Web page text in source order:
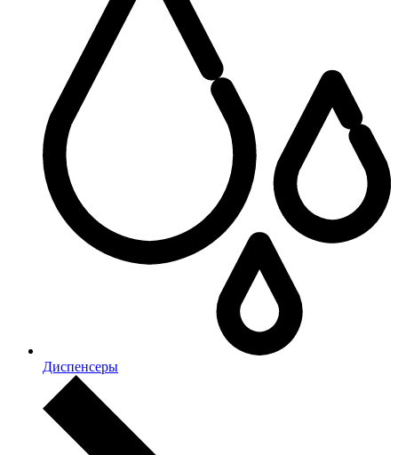
Диспенсеры